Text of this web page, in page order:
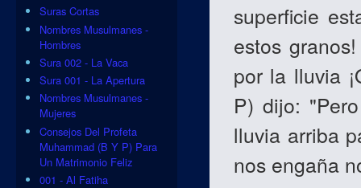
superficie
estos
por la lluvia
P) dijo:
lluvia arriba
nos engaña
Suras Cortas
Nombres Musulmanes -
Hombres
Sura 002 - La Vaca
Sura 001 - La Apertura
Nombres Musulmanes -
Mujeres
Consejos Del Profeta
Muhammad (B Y P) Para
Un Matrimonio Feliz
001 - Al Fatiha